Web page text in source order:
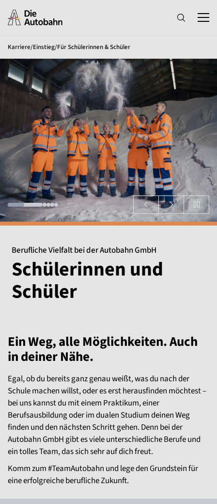
Karriere/Einstieg/Für Schülerinnen & Schüler
Berufliche Vielfalt bei der Autobahn GmbH
Schülerinnen und
Schüler
Ein Weg, alle Möglichkeiten. Auch
in deiner Nähe.
Egal, ob du bereits ganz genau weißt, was du nach der
Schule machen willst, oder es erst herausfinden möchtest –
bei uns kannst du mit einem Praktikum, einer
Berufsausbildung oder im dualen Studium deinen Weg
finden und den nächsten Schritt gehen. Denn bei der
Autobahn GmbH gibt es viele unterschiedliche Berufe und
ein tolles Team, das sich sehr auf dich freut.
Komm zum #TeamAutobahn und lege den Grundstein für
eine erfolgreiche berufliche Zukunft.